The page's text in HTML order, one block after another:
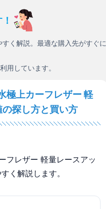
く解説。最適な購入先がすぐに
用しています。
極上カーフレザー 軽
探し方と買い方
フレザー 軽量レースアッ
く解説します。